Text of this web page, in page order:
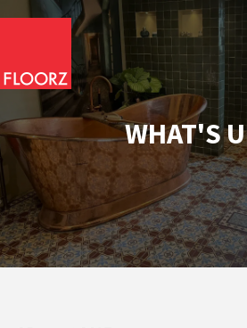
WHAT'S